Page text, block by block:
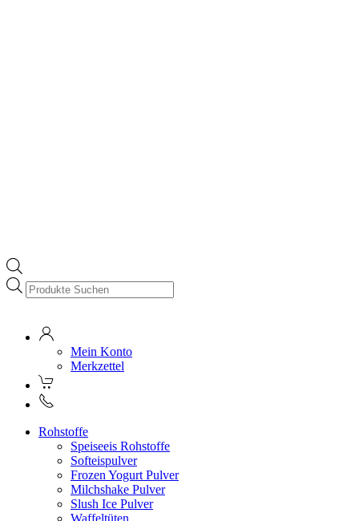
Products
search
Mein Konto
Merkzettel
Rohstoffe
Speiseeis Rohstoffe
Softeispulver
Frozen Yogurt Pulver
Milchshake Pulver
Slush Ice Pulver
Waffeltüten